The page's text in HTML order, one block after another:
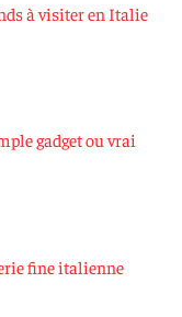
à visiter en Italie
gadget ou vrai
fine italienne